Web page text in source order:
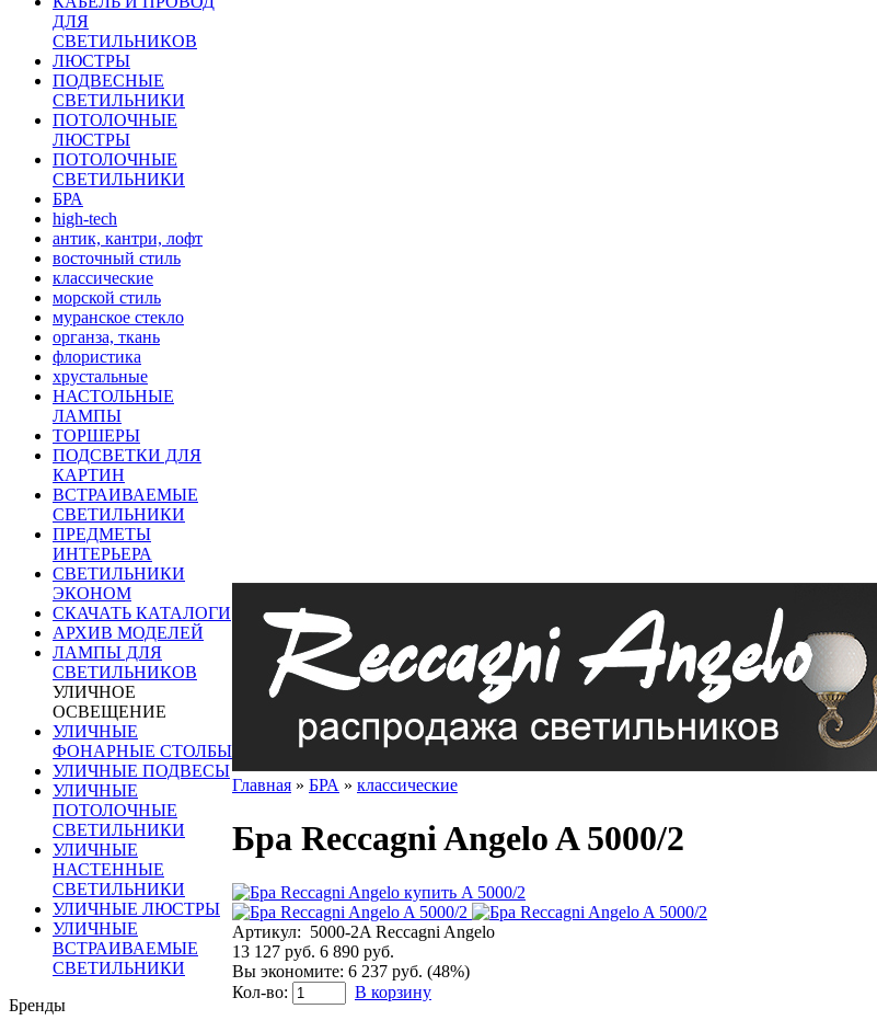
ДЛЯ
СВЕТИЛЬНИКОВ
ЛЮСТРЫ
ПОДВЕСНЫЕ
СВЕТИЛЬНИКИ
ПОТОЛОЧНЫЕ
ЛЮСТРЫ
ПОТОЛОЧНЫЕ
СВЕТИЛЬНИКИ
БРА
high-tech
антик, кантри, лофт
восточный стиль
классические
морской стиль
муранское стекло
органза, ткань
флористика
хрустальные
НАСТОЛЬНЫЕ
ЛАМПЫ
ТОРШЕРЫ
ПОДСВЕТКИ ДЛЯ
КАРТИН
ВСТРАИВАЕМЫЕ
СВЕТИЛЬНИКИ
ПРЕДМЕТЫ
ИНТЕРЬЕРА
СВЕТИЛЬНИКИ
ЭКОНОМ
СКАЧАТЬ КАТАЛОГИ
АРХИВ МОДЕЛЕЙ
ЛАМПЫ ДЛЯ
СВЕТИЛЬНИКОВ
УЛИЧНОЕ
ОСВЕЩЕНИЕ
УЛИЧНЫЕ
ФОНАРНЫЕ СТОЛБЫ
УЛИЧНЫЕ ПОДВЕСЫ
УЛИЧНЫЕ
ПОТОЛОЧНЫЕ
СВЕТИЛЬНИКИ
УЛИЧНЫЕ
НАСТЕННЫЕ
СВЕТИЛЬНИКИ
УЛИЧНЫЕ ЛЮСТРЫ
УЛИЧНЫЕ
ВСТРАИВАЕМЫЕ
СВЕТИЛЬНИКИ
Бренды
Главная » БРА » классические
Бра Reccagni Angelo A 5000/2
Артикул: 5000-2A Reccagni Angelo
13 127 руб. 6 890 руб.
Вы экономите: 6 237 руб. (48%)
Кол-во:
В корзину